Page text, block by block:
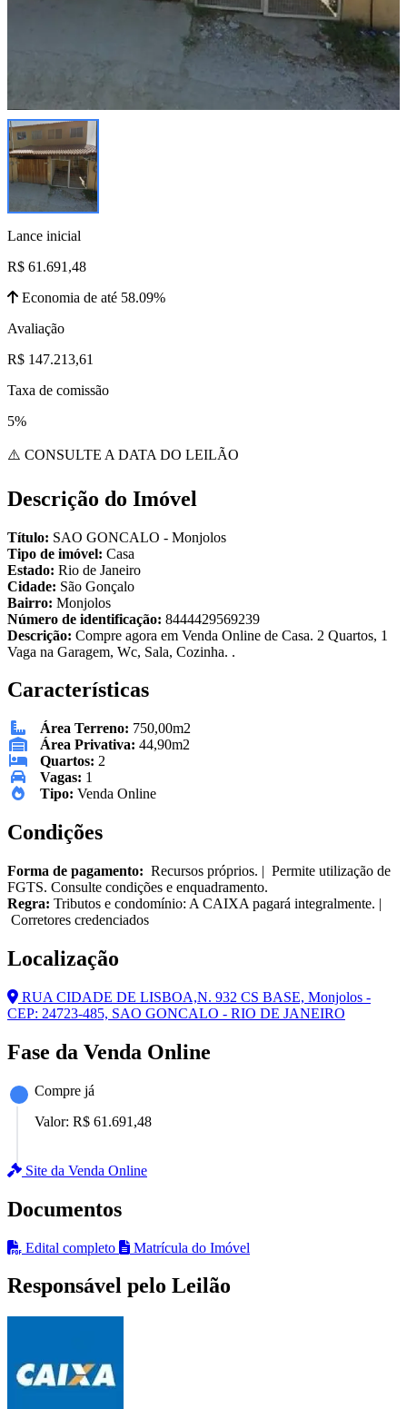
Lance inicial
R$ 61.691,48
Economia de até 58.09%
Avaliação
R$ 147.213,61
Taxa de comissão
5%
⚠️ CONSULTE A DATA DO LEILÃO
Descrição do Imóvel
Título: SAO GONCALO - Monjolos
Tipo de imóvel: Casa
Estado: Rio de Janeiro
Cidade: São Gonçalo
Bairro: Monjolos
Número de identificação: 8444429569239
Descrição: Compre agora em Venda Online de Casa. 2 Quartos, 1
Vaga na Garagem, Wc, Sala, Cozinha. .
Características
Área Terreno: 750,00m2
Área Privativa: 44,90m2
Quartos: 2
Vagas: 1
Tipo: Venda Online
Condições
Forma de pagamento: Recursos próprios. | Permite utilização de
FGTS. Consulte condições e enquadramento.
Regra: Tributos e condomínio: A CAIXA pagará integralmente. |
Corretores credenciados
Localização
RUA CIDADE DE LISBOA,N. 932 CS BASE, Monjolos -
CEP: 24723-485, SAO GONCALO - RIO DE JANEIRO
Fase da Venda Online
Compre já
Valor: R$ 61.691,48
Site da Venda Online
Documentos
Edital completo Matrícula do Imóvel
Responsável pelo Leilão